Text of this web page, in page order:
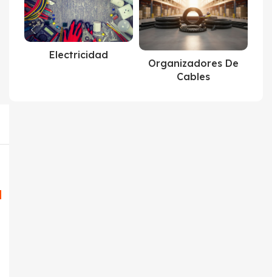
Electricidad
Organizadores De
Cables